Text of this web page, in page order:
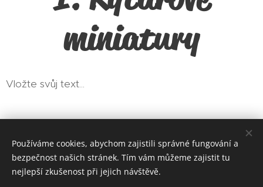
miniatury
Vložte svůj text...
© 2009 - 2025 Adam Pavlíček
All rights reserved
Cookies
Používáme cookies, abychom zajistili správné fungování a
bezpečnost našich stránek. Tím vám můžeme zajistit tu
nejlepší zkušenost při jejich návštěvě.